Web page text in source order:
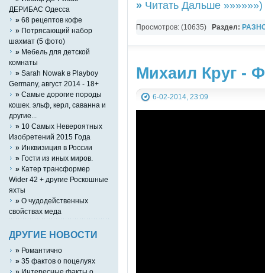
» Читать Дальше »»»»»»)
Просмотров: (10635) Раздел:
Михаил Круг -
6-02-2014, 23:09
ДЕРИБАС Одесса
» 68 рецептов кофе
» Потрясающий набор
шахмат (5 фото)
» Мебель для детской
комнаты
» Sarah Nowak в Playboy
Germany, август 2014 - 18+
» Самые дорогие породы
кошек. эльф, керл, саванна и
другие...
» 10 Самых Невероятных
Изобретений 2015 Года
» Инквизиция в России
» Гости из иных миров.
» Катер трансформер
Wider 42 + другие Роскошные
яхты
» О чудодейственных
свойствах меда
ДРУГИЕ НОВОСТИ
» Романтично
» 35 фактов о поцелуях
» Интересные факты о